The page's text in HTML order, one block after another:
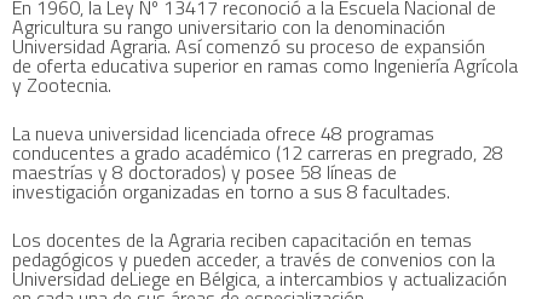
En 1960, la Ley Nº 13417 reconoció a la Escuela Nacional de
Agricultura su rango universitario con la denominación
Universidad Agraria. Así comenzó su proceso de expansión
de oferta educativa superior en ramas como Ingeniería Agrícola
y Zootecnia.
La nueva universidad licenciada ofrece 48 programas
conducentes a grado académico (12 carreras en pregrado, 28
maestrías y 8 doctorados) y posee 58 líneas de
investigación organizadas en torno a sus 8 facultades.
Los docentes de la Agraria reciben capacitación en temas
pedagógicos y pueden acceder, a través de convenios con la
Universidad deLiege en Bélgica, a intercambios y actualización